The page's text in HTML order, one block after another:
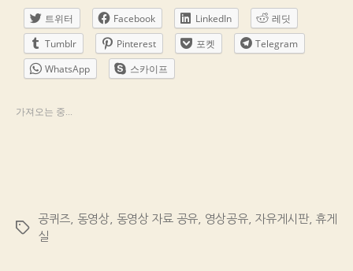
트위터 Facebook LinkedIn
레딧
Tumblr
Pinterest 포켓
Telegram
WhatsApp
스카이프
가져오는 중...
Tags
공퀴즈 동영상 동영상 자료 공유 영상공유, 자유게시판, 휴게
실